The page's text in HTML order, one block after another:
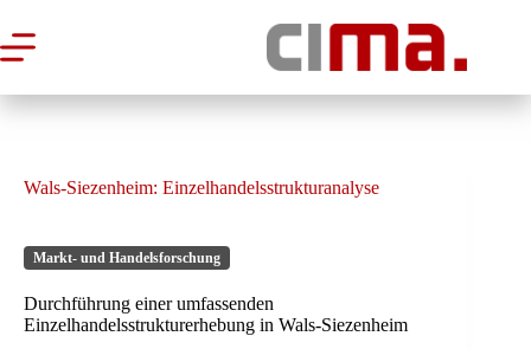
Inhalt
springen
Wals-Siezenheim: Einzelhandelsstrukturanalyse
Markt- und Handelsforschung
Durchführung einer umfassenden
Einzelhandelsstrukturerhebung in Wals-Siezenheim